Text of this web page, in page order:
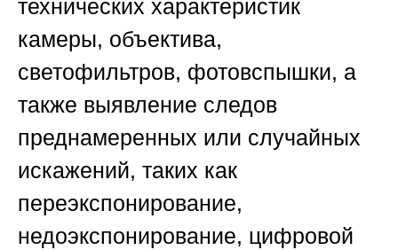
технических характеристик
камеры, объектива,
светофильтров, фотовспышки, а
также выявление следов
преднамеренных или случайных
искажений, таких как
переэкспонирование,
недоэкспонирование, цифровой